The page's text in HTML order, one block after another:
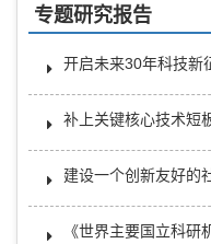
专题研究报告
开启未来30年科技新
补上关键核心技术短
建设一个创新友好的
《世界主要国立科研